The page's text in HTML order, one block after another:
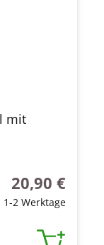
mit
Regulärer Preis:
20,90 €
1-2 Werktage